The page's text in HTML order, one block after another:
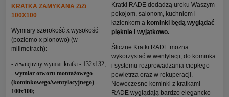
KRATKA ZAMYKANA ZiZi
100X100
Wymiary szerokość x wysokość
(poziomo x pionowo) (w
milimetrach):
- zewnętrzny wymiar kratki - 132x132;
- wymiar otworu montażowego
(kominkowego/wentylacyjnego) -
100x100;
Kratki RADE dodadzą uroku Waszym
pokojom, salonom, kuchniom i
łazienkom a kominki będą wyglądać
pięknie i wyjątkowo.
Śliczne Kratki RADE można
wykorzystać w wentylacji, do kominka
i systemu rozprowadzania ciepłego
powietrza oraz w rekuperacji.
Nowoczesne kominki z kratkami
RADE wyglądają bardzo elegancko